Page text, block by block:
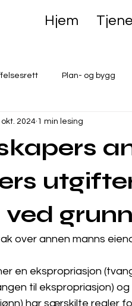
Hjem
Plan- og bygg
okt. 2024 1 min lesing
over annen manns
en ekspropriasjon
til ekspropriasjon)
har særskilte regler